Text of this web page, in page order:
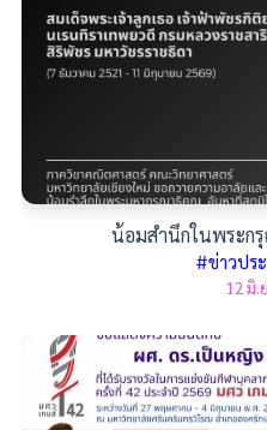
น้อมสำนึกในพระก
#ข่าวปร
12 มิ.